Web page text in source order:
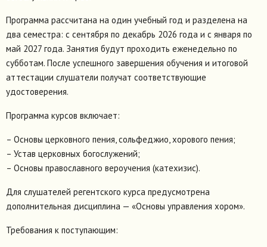
Программа рассчитана на один учебный год и разделена на
два семестра: с сентября по декабрь 2026 года и с января по
май 2027 года. Занятия будут проходить еженедельно по
субботам. После успешного завершения обучения и итоговой
аттестации слушатели получат соответствующие
удостоверения.
Программа курсов включает:
– Основы церковного пения, сольфеджио, хорового пения;
– Устав церковных богослужений;
– Основы православного вероучения (катехизис).
Для слушателей регентского курса предусмотрена
дополнительная дисциплина — «Основы управления хором».
Требования к поступающим: